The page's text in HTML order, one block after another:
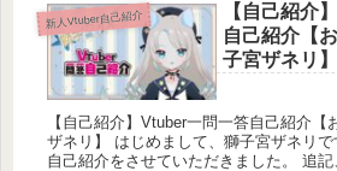
新人Vtuber自己紹介
【自己紹介
自己紹介【
子宮ザネリ】
【自己紹介】Vtuber一問一答自己紹介【
ザネリ】 はじめまして、獅子宮ザネリです。 Vtuber一問一答
自己紹介をさせていただきました。 追記、編集を初めてやった